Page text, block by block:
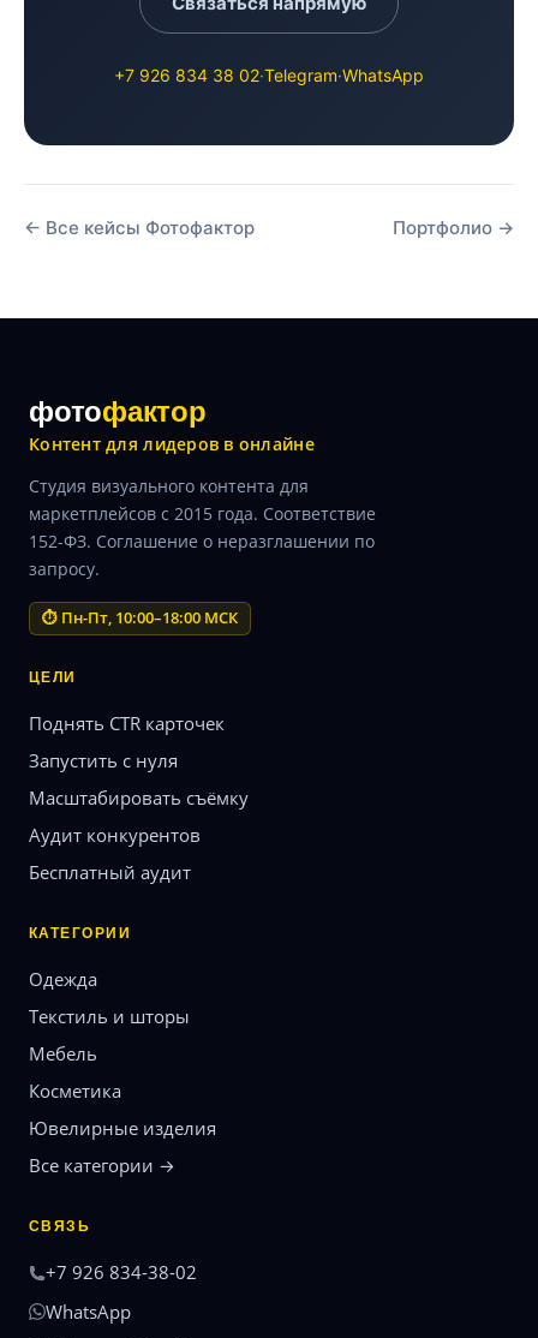
+7 926 834 38 02·Telegram·WhatsApp
← Все кейсы Фотофактор Портфолио →
фотофактор
Контент для лидеров в онлайне
Студия визуального контента для
маркетплейсов с 2015 года. Соответствие
152-ФЗ. Соглашение о неразглашении по
запросу.
⏱ Пн-Пт, 10:00–18:00 МСК
ЦЕЛИ
Поднять CTR карточек
Запустить с нуля
Масштабировать съёмку
Аудит конкурентов
Бесплатный аудит
КАТЕГОРИИ
Одежда
Текстиль и шторы
Мебель
Косметика
Ювелирные изделия
Все категории →
СВЯЗЬ
+7 926 834-38-02
WhatsApp